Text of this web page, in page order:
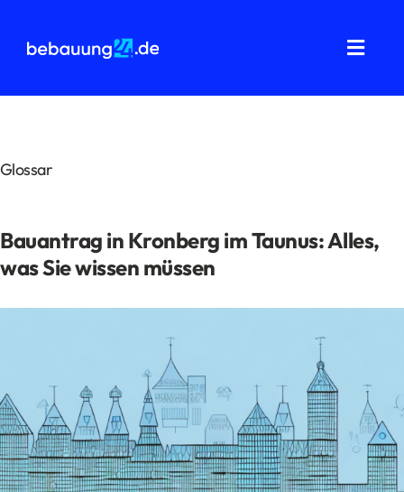
springen
Bauantrag
FAQ
Kontakt
Datenschutz
Impressum
Glossar
Bauantrag in Kronberg im Taunus: Alles,
was Sie wissen müssen